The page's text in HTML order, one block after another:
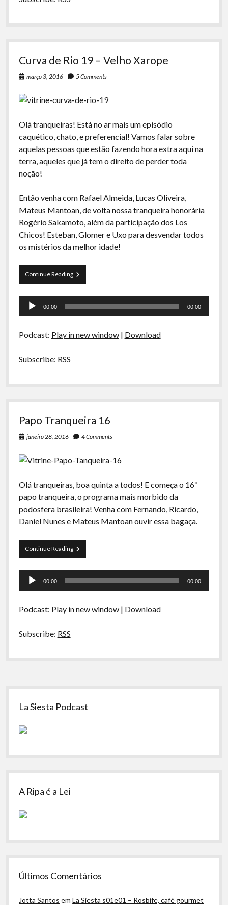
Curva de Rio 19 – Velho Xarope
março 3, 2016 5 Comments
Olá tranqueiras! Está no ar mais um episódio
caquético, chato, e preferencial! Vamos falar sobre
aquelas pessoas que estão fazendo hora extra aqui na
terra, aqueles que já tem o direito de perder toda
noção!
Então venha com Rafael Almeida, Lucas Oliveira,
Mateus Mantoan, de volta nossa tranqueira honorária
Rogério Sakamoto, além da participação dos Los
Chicos! Esteban, Glomer e Uxo para desvendar todos
os mistérios da melhor idade!
Continue ReadingCurva
de
–
Tocador
00:00 00:00
Podcast: Play in new window| Download
Subscribe: RSS
Papo Tranqueira 16
janeiro 28, 2016 4 Comments
Olá tranqueiras, boa quinta a todos! E começa o 16º
papo tranqueira, o programa mais morbido da
podosfera brasileira! Venha com Fernando, Ricardo,
Daniel Nunes e Mateus Mantoan ouvir essa bagaça.
Continue ReadingPapo
Tranqueira
Tocador
00:00 00:00
Podcast: Play in new window| Download
Subscribe: RSS
Sidebar
La Siesta Podcast
A Ripa é a Lei
Últimos Comentários
Jotta Santos emLa Siesta s01e01 – Rosbife, café gourmet